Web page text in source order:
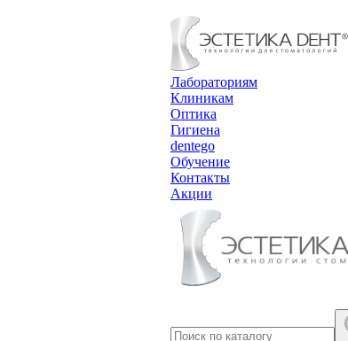
Лабораториям
Клиникам
Оптика
Гигиена
dentego
Обучение
Контакты
Акции